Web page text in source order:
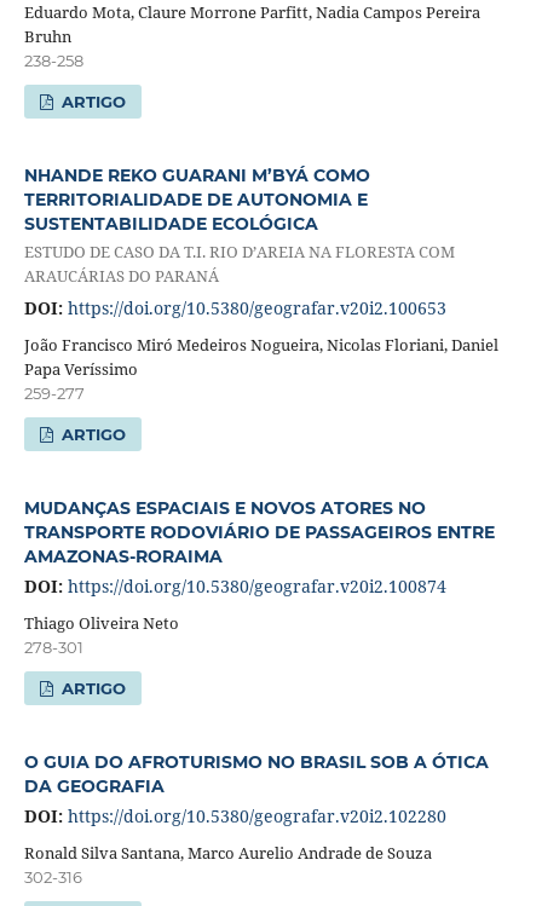
Eduardo Mota, Claure Morrone Parfitt, Nadia Campos Pereira
Bruhn
238-258
ARTIGO
NHANDE REKO GUARANI M’BYÁ COMO
TERRITORIALIDADE DE AUTONOMIA E
SUSTENTABILIDADE ECOLÓGICA
ESTUDO DE CASO DA T.I. RIO D’AREIA NA FLORESTA COM
ARAUCÁRIAS DO PARANÁ
DOI: https://doi.org/10.5380/geografar.v20i2.100653
João Francisco Miró Medeiros Nogueira, Nicolas Floriani, Daniel
Papa Veríssimo
259-277
ARTIGO
MUDANÇAS ESPACIAIS E NOVOS ATORES NO
TRANSPORTE RODOVIÁRIO DE PASSAGEIROS ENTRE
AMAZONAS-RORAIMA
DOI: https://doi.org/10.5380/geografar.v20i2.100874
Thiago Oliveira Neto
278-301
ARTIGO
O GUIA DO AFROTURISMO NO BRASIL SOB A ÓTICA
DA GEOGRAFIA
DOI: https://doi.org/10.5380/geografar.v20i2.102280
Ronald Silva Santana, Marco Aurelio Andrade de Souza
302-316